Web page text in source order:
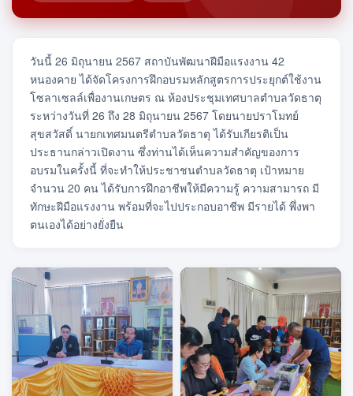
วันนี้ 26 มิถุนายน 2567 สถาบันพัฒนาฝีมือแรงงาน 42
หนองคาย ได้จัดโครงการฝึกอบรมหลักสูตรการประยุกต์ใช้งาน
โซลาเซลล์เพื่องานเกษตร ณ ห้องประชุมเทศบาลตำบลวัดธาตุ
ระหว่างวันที่ 26 ถึง 28 มิถุนายน 2567 โดยนายปราโมทย์
สุขสวัสดิ์ นายกเทศมนตรีตำบลวัดธาตุ ได้รับเกียรติเป็น
ประธานกล่าวเปิดงาน ซึ่งท่านได้เห็นความสำคัญของการ
อบรมในครั้งนี้ ที่จะทำให้ประชาชนตำบลวัดธาตุ เป้าหมาย
จำนวน 20 คน ได้รับการฝึกอาชีพให้มีความรู้ ความสามารถ มี
ทักษะฝีมือแรงงาน พร้อมที่จะไปประกอบอาชีพ มีรายได้ พึ่งพา
ตนเองได้อย่างยั่งยืน